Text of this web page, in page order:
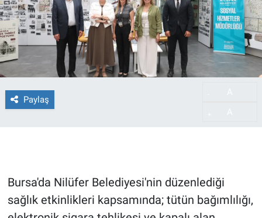
Paylaş
Bursa'da Nilüfer Belediyesi'nin düzenlediği
sağlık etkinlikleri kapsamında; tütün bağımlılığı,
Künye
Son Dakika Haberleri
Haber Arşivi